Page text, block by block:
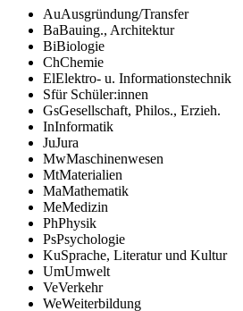
AuAusgründung/Transfer
BaBauing., Architektur
BiBiologie
ChChemie
ElElektro- u. Informationstechnik
Sfür Schüler:innen
GsGesellschaft, Philos., Erzieh.
InInformatik
JuJura
MwMaschinenwesen
MtMaterialien
MaMathematik
MeMedizin
PhPhysik
PsPsychologie
KuSprache, Literatur und Kultur
UmUmwelt
VeVerkehr
WeWeiterbildung